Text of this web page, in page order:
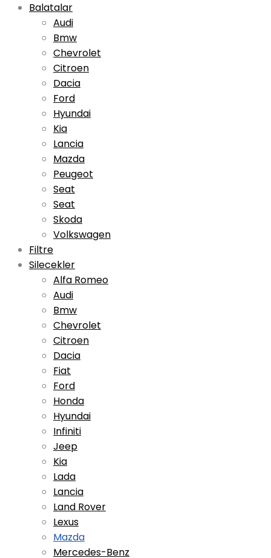
Balatalar
Audi
Bmw
Chevrolet
Citroen
Dacia
Ford
Hyundai
Kia
Lancia
Mazda
Peugeot
Seat
Seat
Skoda
Volkswagen
Filtre
Silecekler
Alfa Romeo
Audi
Bmw
Chevrolet
Citroen
Dacia
Fiat
Ford
Honda
Hyundai
Infiniti
Jeep
Kia
Lada
Lancia
Land Rover
Lexus
Mazda
Mercedes-Benz